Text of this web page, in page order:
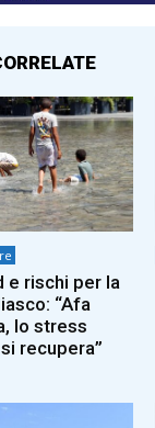
e rischi per la
“Afa
lo stress
recupera”